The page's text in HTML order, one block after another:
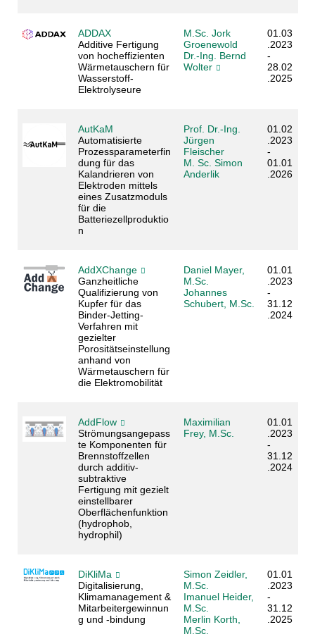
ADDAX
Additive Fertigung
von hocheffizienten
Wärmetauschern für
Wasserstoff-
Elektrolyseure
M.Sc. Jork
Groenewold
Dr.-Ing. Bernd
Wolter
01.03
.2023
-
28.02
.2025
AutKaM
Automatisierte
Prozessparameterfin
dung für das
Kalandrieren von
Elektroden mittels
eines Zusatzmoduls
für die
Batteriezellproduktio
n
Prof. Dr.-Ing.
Jürgen
Fleischer
M. Sc. Simon
Anderlik
01.02
.2023
-
01.01
.2026
AddXChange
Ganzheitliche
Qualifizierung von
Kupfer für das
Binder-Jetting-
Verfahren mit
gezielter
Porositätseinstellung
anhand von
Wärmetauschern für
die Elektromobilität
Daniel Mayer,
M.Sc.
Johannes
Schubert, M.Sc.
01.01
.2023
-
31.12
.2024
AddFlow
Strömungsangepass
te Komponenten für
Brennstoffzellen
durch additiv-
subtraktive
Fertigung mit gezielt
einstellbarer
Oberflächenfunktion
(hydrophob,
hydrophil)
Maximilian
Frey, M.Sc.
01.01
.2023
-
31.12
.2024
DiKliMa
Digitalisierung,
Klimamanagement &
Mitarbeitergewinnun
g und -bindung
Simon Zeidler,
M.Sc.
Imanuel Heider,
M.Sc.
Merlin Korth,
M.Sc.
01.01
.2023
-
31.12
.2025